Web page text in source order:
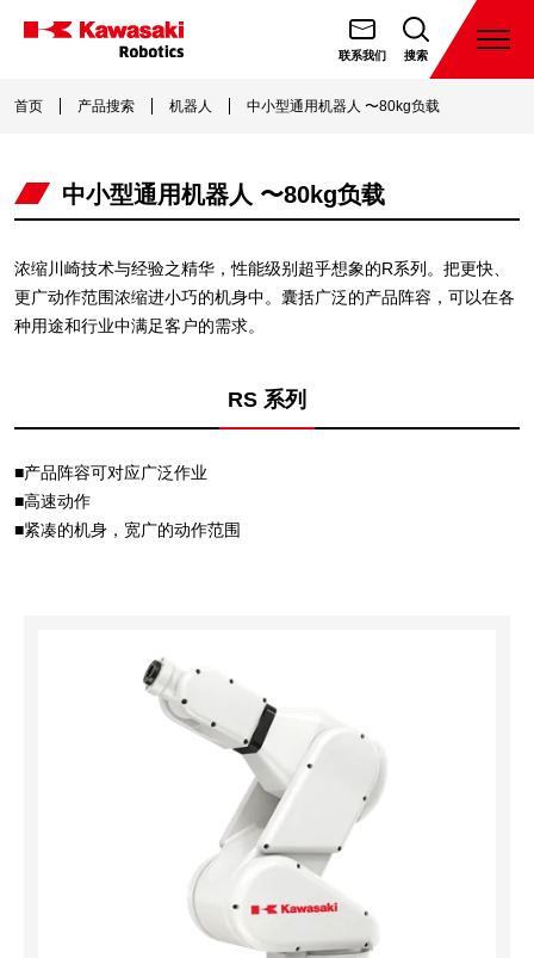
内 崎
人
津）
有
限
联系我们 搜索
打
首页 产品搜索 机器人 中小型通用机器人 〜80kg负载
中小型通用机器人 〜80kg负载
浓缩川崎技术与经验之精华，性能级别超乎想象的R系列。把更快、
更广动作范围浓缩进小巧的机身中。囊括广泛的产品阵容，可以在各
种用途和行业中满足客户的需求。
RS 系列
■产品阵容可对应广泛作业
■高速动作
■紧凑的机身，宽广的动作范围